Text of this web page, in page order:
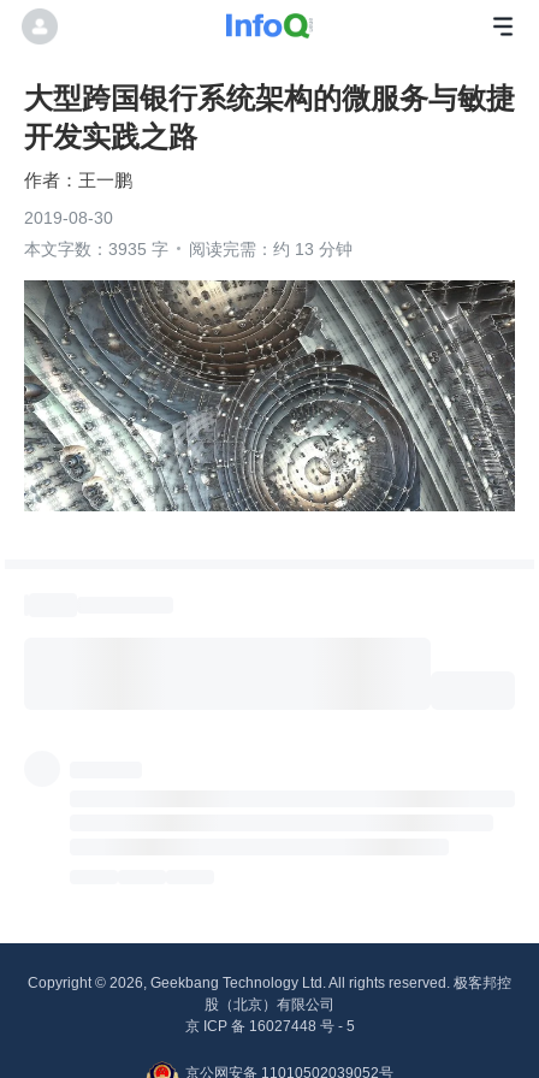
大型跨国银行系统架构的微服务与敏捷
开发实践之路
王一鹏
2019-08-30
本文字数：3935 字
阅读完需：约 13 分钟
Copyright © 2026, Geekbang Technology Ltd. All rights reserved. 极客邦控
股（北京）有限公司
京 ICP 备 16027448 号 - 5
京公网安备 11010502039052号